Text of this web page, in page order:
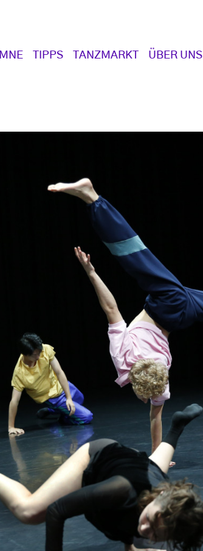
TIPPS TANZMARKT ÜBER UNS